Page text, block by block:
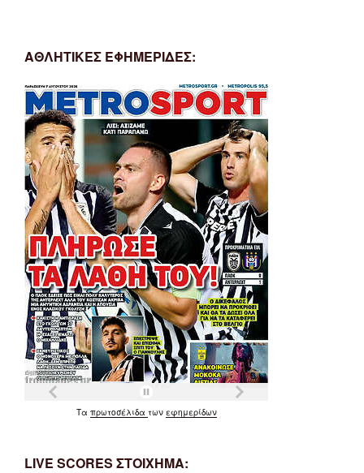
ΑΘΛΗΤΙΚΕΣ ΕΦΗΜΕΡΙΔΕΣ:
Τα πρωτοσέλιδα των εφημερίδων
LIVE SCORES ΣΤΟΙΧΗΜΑ: